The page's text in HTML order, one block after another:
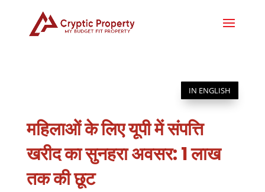
IN ENGLISH
महिलाओं के लिए यूपी में संपत्ति
खरीद का सुनहरा अवसर: 1 लाख
तक की छूट